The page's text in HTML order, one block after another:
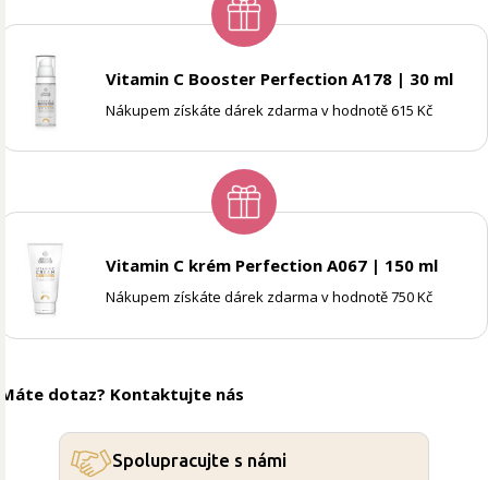
Vitamin C Booster Perfection A178 | 30 ml
Nákupem získáte dárek zdarma v hodnotě 615 Kč
Vitamin C krém Perfection A067 | 150 ml
Nákupem získáte dárek zdarma v hodnotě 750 Kč
Máte dotaz? Kontaktujte nás
Spolupracujte s námi